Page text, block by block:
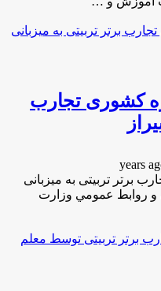
کشوری تجارب
برتر تربیتی به میزبانی
و روابط عمومي وزارت